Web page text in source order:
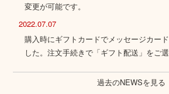
変更が可能です。
2022.07.07
購入時にギフトカードでメッセージカー
した。注文手続きで「ギフト配送」をご選
過去のNEWSを見る